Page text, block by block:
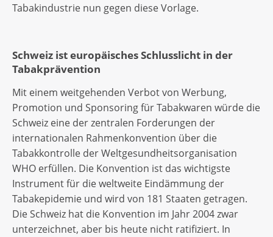
Tabakindustrie nun gegen diese Vorlage.
Schweiz ist europäisches Schlusslicht in der
Tabakprävention
Mit einem weitgehenden Verbot von Werbung,
Promotion und Sponsoring für Tabakwaren würde die
Schweiz eine der zentralen Forderungen der
internationalen Rahmenkonvention über die
Tabakkontrolle der Weltgesundheitsorganisation
WHO erfüllen. Die Konvention ist das wichtigste
Instrument für die weltweite Eindämmung der
Tabakepidemie und wird von 181 Staaten getragen.
Die Schweiz hat die Konvention im Jahr 2004 zwar
unterzeichnet, aber bis heute nicht ratifiziert. In